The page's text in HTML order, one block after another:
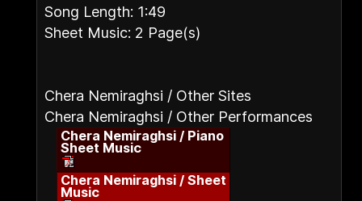
Song Length: 1:49
Sheet Music: 2 Page(s)
Chera Nemiraghsi / Other Sites
Chera Nemiraghsi / Other Performances
Chera Nemiraghsi / Piano
Sheet Music
Chera Nemiraghsi / Sheet
Music